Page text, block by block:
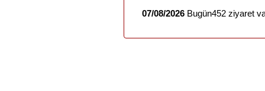
07/08/2026 Bugün452 ziyaret